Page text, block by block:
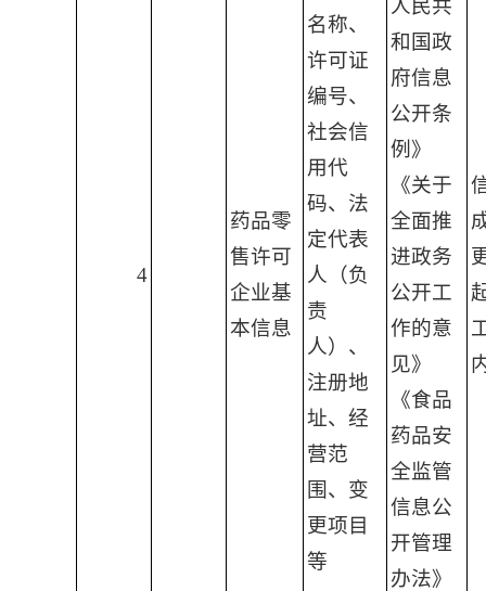
4
药品零
售许可
企业基
本信息
名称、
许可证
编号、
社会信
用代
码、法
定代表
人（负
责
人）、
注册地
址、经
营范
围、变
更项目
等
人民共
和国政
府信息
公开条
例》
《关于
全面推
进政务
公开工
作的意
见》
《食品
药品安
全监管
信息公
开管理
办法》